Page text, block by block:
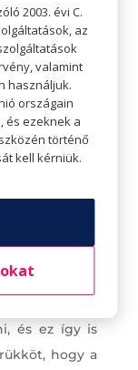
a
minden
varázsol,
derekat, de
formájúvá
egy V
és ez így is
hogy a
2003. évi C.
az
valamint
használjuk.
országain
és ezeknek a
történő
kell kérniük.